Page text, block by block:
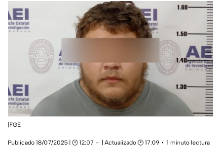
|FGE
Publicado 18/07/2025 | 🕑 12:07 | Actualizado 🕑 17:09
1 minuto lectura